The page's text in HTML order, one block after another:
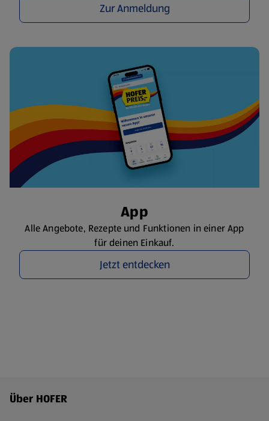
Zur Anmeldung
App
Alle Angebote, Rezepte und Funktionen in einer App
für deinen Einkauf.
Jetzt entdecken
Fußzeilenmenü - weitere Links
Über HOFER